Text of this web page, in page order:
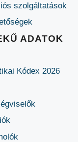
szolgáltatások
ADATOK
Kódex 2026